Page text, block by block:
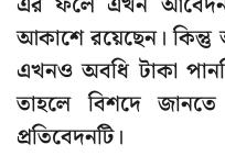
আকাশে রয়েছেন।
এখনও অবধি টাকা
তাহলে বিশদে
প্রতিবেদনটি।